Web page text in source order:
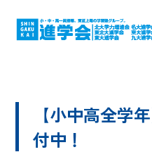
【小中高全学
付中！